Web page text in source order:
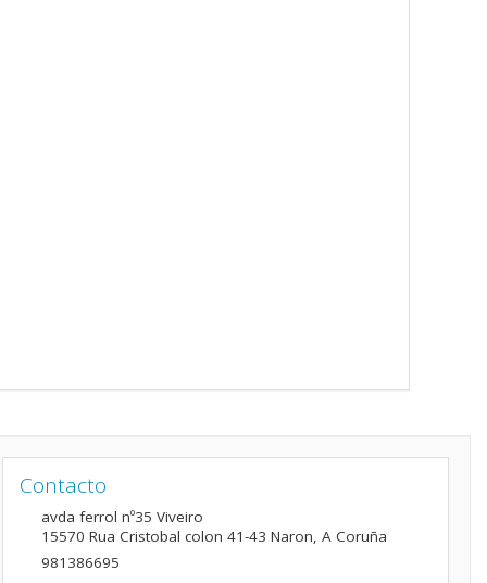
Contacto
avda ferrol nº35 Viveiro
15570 Rua Cristobal colon 41-43 Naron, A Coruña
981386695